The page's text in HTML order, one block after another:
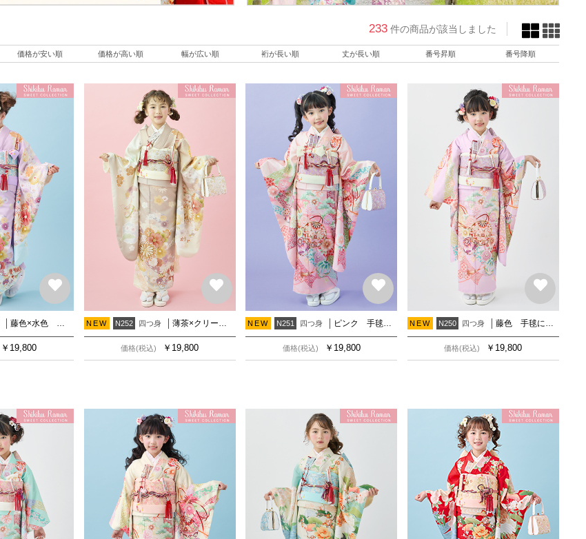
233 件の商品が該当しました
価格が安い順 価格が高い順 幅が広い順 裄が長い順 丈が長い順 番号昇順 番号降順
藤色×水色 鼓に花々
￥ 19,800
NEW N252 四つ身 薄茶×クリーム 鼓に花々
価格(税込) ￥ 19,800
NEW N251 四つ身 ピンク 手毬に熨斗
価格(税込) ￥ 19,800
NEW N250 四つ身 藤色 手毬に熨斗
価格(税込) ￥ 19,800